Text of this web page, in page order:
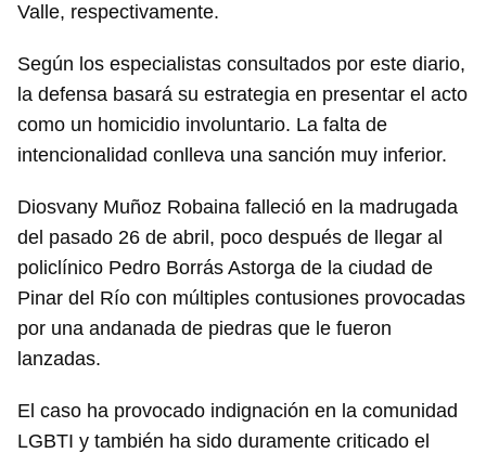
Valle, respectivamente.
Según los especialistas consultados por este diario,
la defensa basará su estrategia en presentar el acto
como un homicidio involuntario. La falta de
intencionalidad conlleva una sanción muy inferior.
Diosvany Muñoz Robaina falleció en la madrugada
del pasado 26 de abril, poco después de llegar al
policlínico Pedro Borrás Astorga de la ciudad de
Pinar del Río con múltiples contusiones provocadas
por una andanada de piedras que le fueron
lanzadas.
El caso ha provocado indignación en la comunidad
LGBTI y también ha sido duramente criticado el